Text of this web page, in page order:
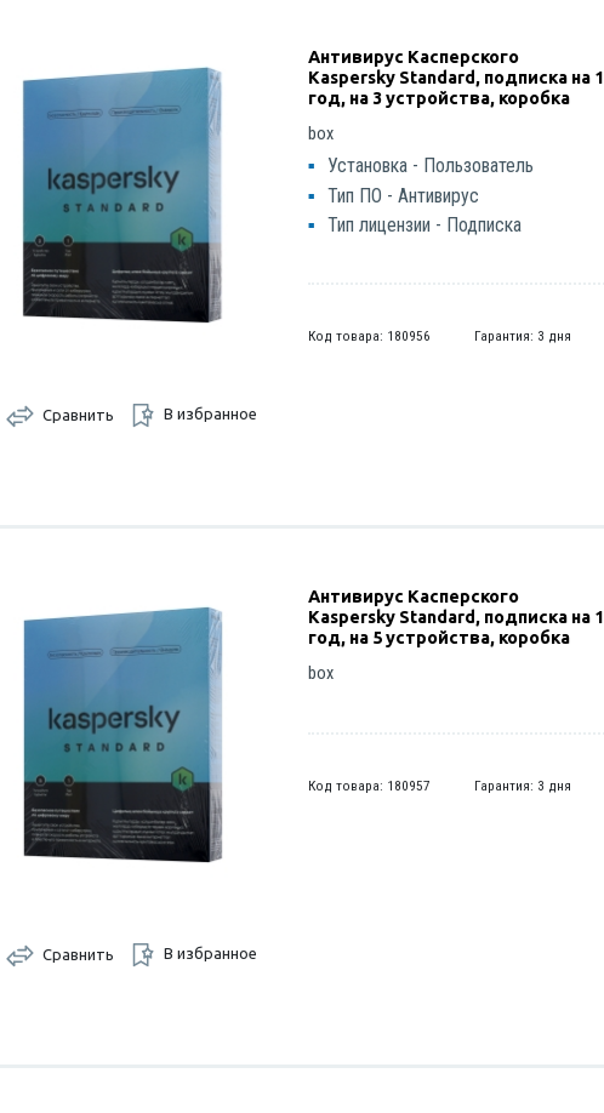
Сравнить В избранное
Антивирус Касперского
Kaspersky Standard, подписка на 1
год, на 3 устройства, коробка
box
Установка - Пользователь
Тип ПО - Антивирус
Тип лицензии - Подписка
Код товара: 180956 Гарантия: 3 дня
Сравнить В избранное
Антивирус Касперского
Kaspersky Standard, подписка на 1
год, на 5 устройства, коробка
box
Код товара: 180957 Гарантия: 3 дня